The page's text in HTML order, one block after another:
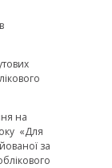
на
«Для
за